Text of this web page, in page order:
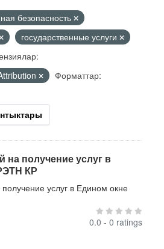
безопасность
государственные услуги
Форматтар:
получение услуг в
КР
услуг в Едином окне
0.0 - 0 ratings